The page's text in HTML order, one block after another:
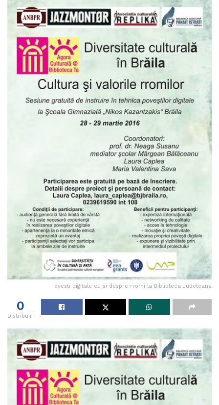
ovesti digitale cu si despre rromi la Biblioteca Judeteana
0
Distribuiri